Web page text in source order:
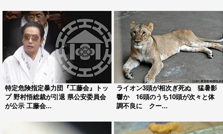
特定危険指定暴力団『工藤会』トッ
プ 野村悟総裁が引退 県公安委員会
が公示 工藤会...
ライオン3頭が相次ぎ死ぬ 猛暑影
響か 16頭のうち10頭が次々と体
調不良に クー...